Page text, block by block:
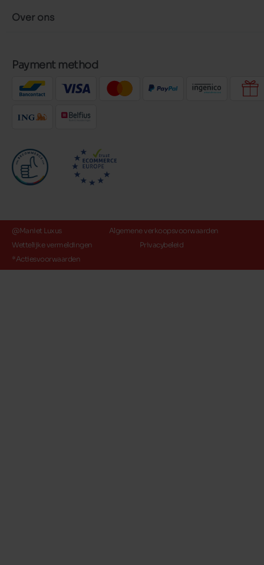
Over ons
Payment method
@Maniet Luxus
Algemene verkoopsvoorwaarden
Wettelijke vermeldingen
Privacybeleid
*Actiesvoorwaarden